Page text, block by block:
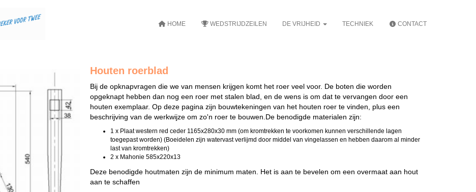
HOME WEDSTRIJDZEILEN DE VRIJHEID TECHNIEK CONTACT
Houten roerblad
Bij de opknapvragen die we van mensen krijgen komt het roer veel voor. De boten die worden
opgeknapt hebben dan nog een roer met stalen blad, en de wens is om dat te vervangen door een
houten exemplaar. Op deze pagina zijn bouwtekeningen van het houten roer te vinden, plus een
beschrijving van de werkwijze om zo'n roer te bouwen.De benodigde materialen zijn:
1 x Plaat western red ceder 1165x280x30 mm (om kromtrekken te voorkomen kunnen verschillende lagen
toegepast worden) (Boeidelen zijn watervast verlijmd door middel van vingelassen en hebben daarom al minder
last van kromtrekken)
2 x Mahonie 585x220x13
Deze benodigde houtmaten zijn de minimum maten. Het is aan te bevelen om een overmaat aan hout
aan te schaffen